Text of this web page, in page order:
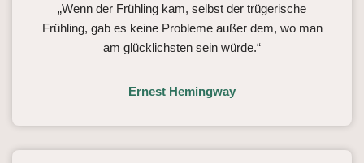
„Wenn der Frühling kam, selbst der trügerische
Frühling, gab es keine Probleme außer dem, wo man
am glücklichsten sein würde.“
Ernest Hemingway